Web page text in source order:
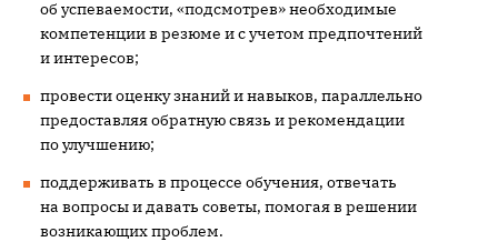
об успеваемости, «подсмотрев» необходимые
компетенции в резюме и с учетом предпочтений
и интересов;
провести оценку знаний и навыков, параллельно
предоставляя обратную связь и рекомендации
по улучшению;
поддерживать в процессе обучения, отвечать
на вопросы и давать советы, помогая в решении
возникающих проблем.